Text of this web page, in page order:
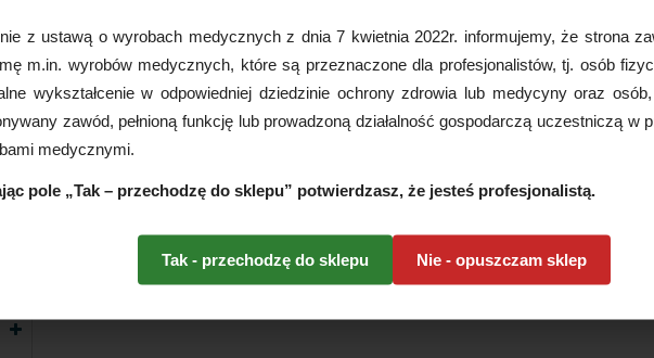
z ustawą o wyrobach medycznych z dnia 7 kwietnia 2022r. informujemy, że strona
m.in. wyrobów medycznych, które są przeznaczone dla profesjonalistów, tj. osób
wykształcenie w odpowiedniej dziedzinie ochrony zdrowia lub medycyny oraz
zawód, pełnioną funkcję lub prowadzoną działalność gospodarczą uczestniczą w
medycznymi.
pole „Tak – przechodzę do sklepu” potwierdzasz, że jesteś profesjonalistą.
Tak - przechodzę do sklepu Nie - opuszczam sklep